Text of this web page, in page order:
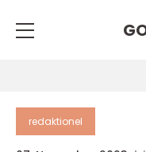
redaktionel